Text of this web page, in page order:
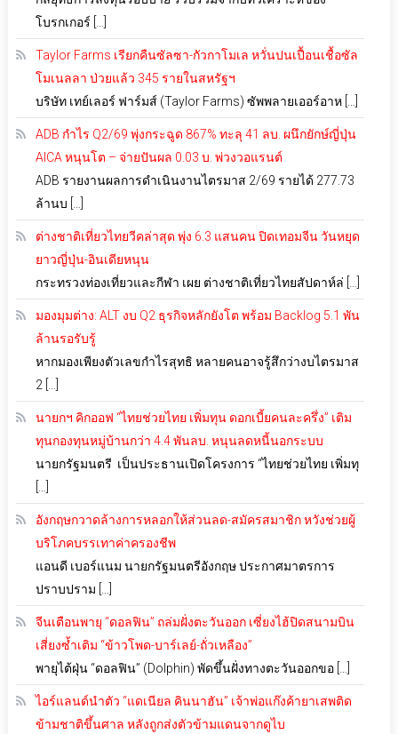
โบรกเกอร์ […]
Taylor Farms เรียกคืนซัลซา-กัวกาโมเล หวั่นปนเปื้อนเชื้อซัล
โมเนลลา ป่วยแล้ว 345 รายในสหรัฐฯ
บริษัท เทย์เลอร์ ฟาร์มส์ (Taylor Farms) ซัพพลายเออร์อาห […]
ADB กำไร Q2/69 พุ่งกระฉูด 867% ทะลุ 41 ลบ. ผนึกยักษ์ญี่ปุ่น
AICA หนุนโต – จ่ายปันผล 0.03 บ. พ่วงวอแรนต์
ADB รายงานผลการดำเนินงานไตรมาส 2/69 รายได้ 277.73
ล้านบ […]
ต่างชาติเที่ยวไทยวีคล่าสุด พุ่ง 6.3 แสนคน ปิดเทอมจีน วันหยุด
ยาวญี่ปุ่น-อินเดียหนุน
กระทรวงท่องเที่ยวและกีฬา เผย ต่างชาติเที่ยวไทยสัปดาห์ล่ […]
มองมุมต่าง: ALT งบ Q2 ธุรกิจหลักยังโต พร้อม Backlog 5.1 พัน
ล้านรอรับรู้
หากมองเพียงตัวเลขกำไรสุทธิ หลายคนอาจรู้สึกว่างบไตรมาส
2 […]
นายกฯ คิกออฟ “ไทยช่วยไทย เพิ่มทุน ดอกเบี้ยคนละครึ่ง” เติม
ทุนกองทุนหมู่บ้านกว่า 4.4 พันลบ. หนุนลดหนี้นอกระบบ
นายกรัฐมนตรี เป็นประธานเปิดโครงการ “ไทยช่วยไทย เพิ่มทุ
อังกฤษกวาดล้างการหลอกให้ส่วนลด-สมัครสมาชิก หวังช่วยผู้
บริโภคบรรเทาค่าครองชีพ
แอนดี เบอร์แนม นายกรัฐมนตรีอังกฤษ ประกาศมาตรการ
ปราบปราม […]
จีนเตือนพายุ “ดอลฟิน” ถล่มฝั่งตะวันออก เซี่ยงไฮ้ปิดสนามบิน
เสี่ยงซ้ำเติม “ข้าวโพด-บาร์เลย์-ถั่วเหลือง”
พายุไต้ฝุ่น “ดอลฟิน” (Dolphin) พัดขึ้นฝั่งทางตะวันออกขอ […]
ไอร์แลนด์นำตัว “แดเนียล คินนาฮัน” เจ้าพ่อแก๊งค้ายาเสพติด
ข้ามชาติขึ้นศาล หลังถูกส่งตัวข้ามแดนจากดูไบ